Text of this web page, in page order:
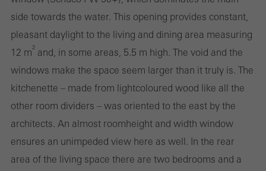
side towards the water. This opening provides constant,
pleasant daylight to the living and dining area measuring
12 m2 and, in some areas, 5.5 m high. The void and the
windows make the space seem larger than it truly is. The
kitchenette – made from light­coloured wood like all the
other room dividers – was oriented to the east by the
architects. An almost room­height and width window
ensures an unimpeded view here as well. In the rear
area of the living space there are two bedrooms and a
para mostrar anuncios personalizados y atractivos para usuarios
individuales. Lo hacen "siguiendo" a los usuarios en los sitios
web. Esto también implica la incorporación de servicios de
terceros proveedores que prestan sus servicios de forma
independiente.
Guardar